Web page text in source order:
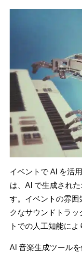
イベントで AI を活
は、AI で生成され
す。イベントの雰囲
クなサウンドトラ
トでの人工知能によ
AI 音楽生成ツール